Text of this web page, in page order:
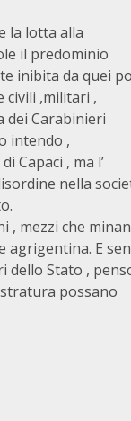
la lotta alla
il predominio
inibita da quei
civili ,militari ,
dei Carabinieri
intendo ,
Capaci , ma l’
nella
, mezzi che
agrigentina. E
dello Stato ,
possano